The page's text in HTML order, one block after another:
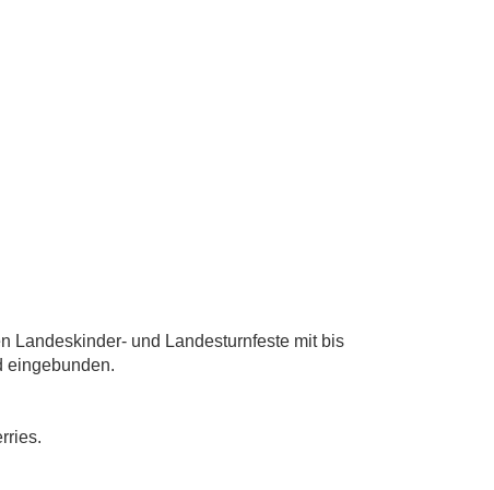
Landeskinder- und Landesturnfeste mit bis
eingebunden.